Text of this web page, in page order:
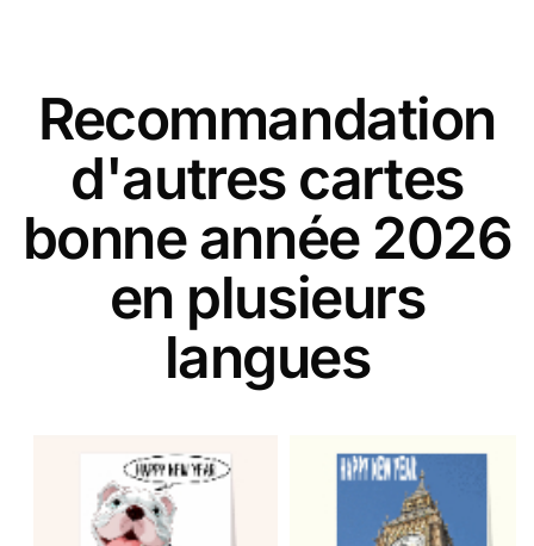
Recommandation
d'autres cartes
bonne année 2026
en plusieurs
langues